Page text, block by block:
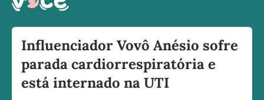
Influenciador Vovô Anésio sofre
parada cardiorrespiratória e
está internado na UTI